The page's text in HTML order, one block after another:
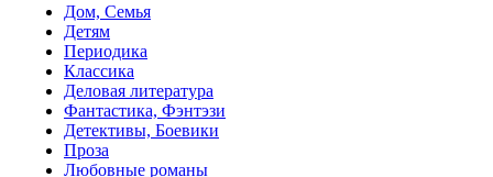
Дом, Семья
Детям
Периодика
Классика
Деловая литература
Фантастика, Фэнтэзи
Детективы, Боевики
Проза
Любовные романы